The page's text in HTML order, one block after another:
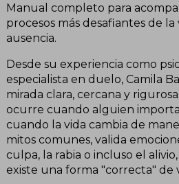
Manual completo para
procesos más desafiantes de la
ausencia.
Desde su experiencia como
especialista en duelo, Camila
mirada clara, cercana y
ocurre cuando alguien
cuando la vida cambia de
mitos comunes, valida
culpa, la rabia o incluso el
existe una forma "correcta" de